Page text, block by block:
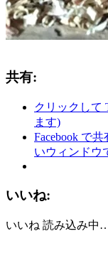
共有:
クリックして
ます)
Facebook で
いウィンドウ
いいね:
いいね 読み込み中